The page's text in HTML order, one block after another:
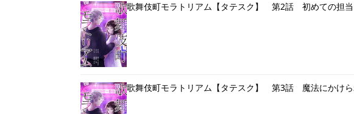
歌舞伎町モラトリアム【タテスク】 第2話 初めての担当
歌舞伎町モラトリアム【タテスク】 第3話 魔法にかけら